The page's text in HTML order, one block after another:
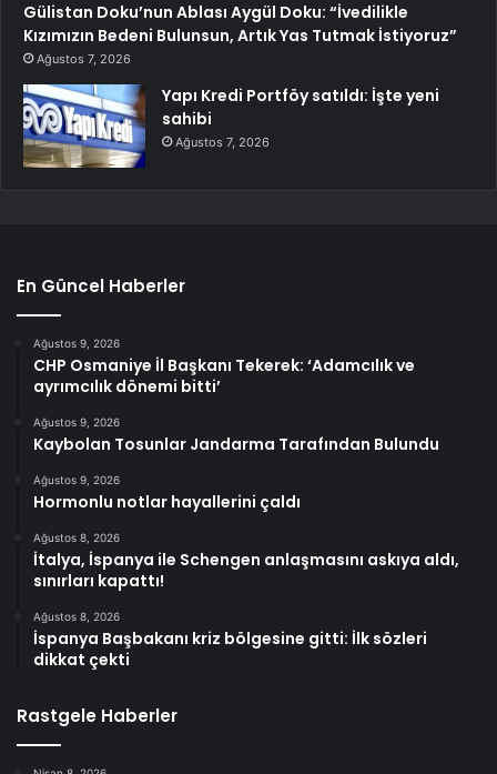
Gülistan Doku’nun Ablası Aygül Doku: “İvedilikle
Kızımızın Bedeni Bulunsun, Artık Yas Tutmak İstiyoruz”
Ağustos 7, 2026
Yapı Kredi Portföy satıldı: İşte yeni
sahibi
Ağustos 7, 2026
En Güncel Haberler
Ağustos 9, 2026
CHP Osmaniye İl Başkanı Tekerek: ‘Adamcılık ve
ayrımcılık dönemi bitti’
Ağustos 9, 2026
Kaybolan Tosunlar Jandarma Tarafından Bulundu
Ağustos 9, 2026
Hormonlu notlar hayallerini çaldı
Ağustos 8, 2026
İtalya, İspanya ile Schengen anlaşmasını askıya aldı,
sınırları kapattı!
Ağustos 8, 2026
İspanya Başbakanı kriz bölgesine gitti: İlk sözleri
dikkat çekti
Rastgele Haberler